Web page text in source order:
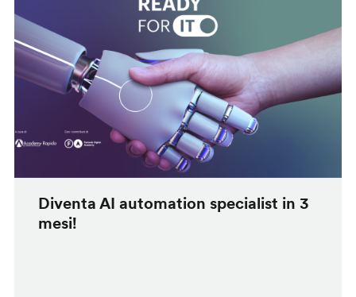
Diventa AI automation specialist in 3
mesi!